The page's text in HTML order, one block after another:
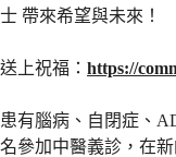
士 帶來希望與未來！
送上祝福： https://
患有腦病、自閉症、
名參加中醫義診，在